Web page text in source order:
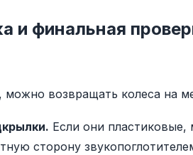
и финальная
можно возвращать колеса на
Если они
сторону